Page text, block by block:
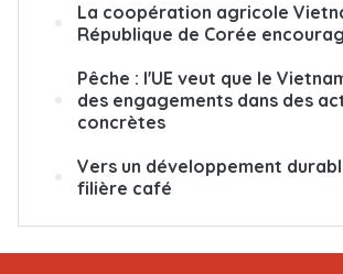
La coopération agricole
République de Corée
Pêche : l'UE veut que le
des engagements dans des
concrètes
Vers un développement
filière café